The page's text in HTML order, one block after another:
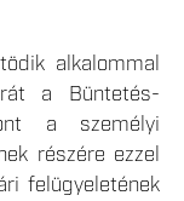
alkalommal
a Büntetés-
a személyi
részére ezzel
felügyeletének